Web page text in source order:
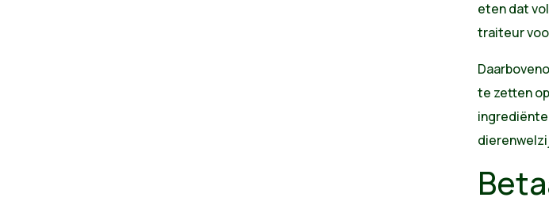
eten dat
traiteur
te zetten